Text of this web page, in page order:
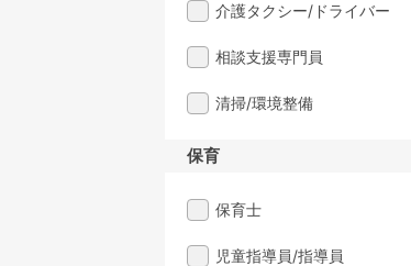
介護タクシー/ドライバー
相談支援専門員
清掃/環境整備
保育
保育士
児童指導員/指導員